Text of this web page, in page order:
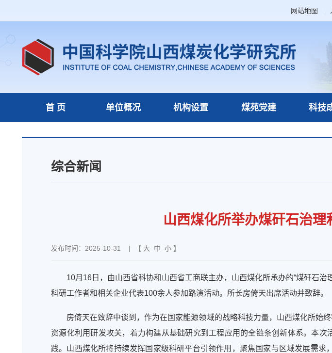
网站地图
首 页 单位概况 机构设置 煤苑党建 科技
综合新闻
山西煤化所举办煤矸石治
发布时间：2025-10-31 | 【 大 中 小 】
10月16日，由山西省科协和山西省工商联主办，山西煤化所承办的“煤矸石
科研工作者和相关企业代表100余人参加路演活动。所长房倚天出席活动并致辞。
房倚天在致辞中谈到，作为在国家能源领域的战略科技力量，山西煤化所始
资源化利用研发攻关，着力构建从基础研究到工程应用的全链条创新体系。本
践。山西煤化所将持续发挥国家级科研平台引领作用，聚焦国家与区域发展需